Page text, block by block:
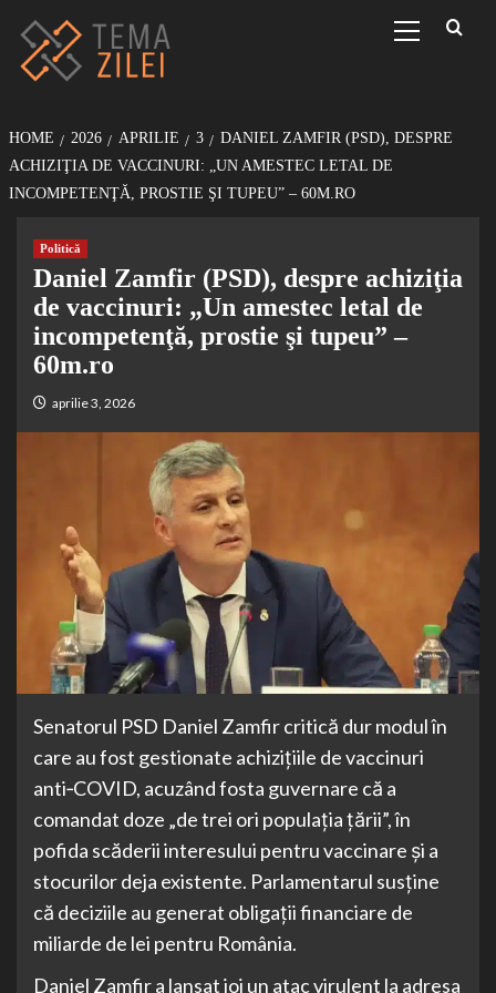
conținut
Menu
HOME 2026 APRILIE 3
DANIEL ZAMFIR (PSD), DESPRE
ACHIZIŢIA DE VACCINURI: „UN AMESTEC LETAL DE
INCOMPETENŢĂ, PROSTIE ŞI TUPEU” – 60M.RO
Politică
Daniel Zamfir (PSD), despre achiziţia
de vaccinuri: „Un amestec letal de
incompetenţă, prostie şi tupeu” –
60m.ro
aprilie 3, 2026
Senatorul PSD Daniel Zamfir critică dur modul în
care au fost gestionate achizițiile de vaccinuri
anti‑COVID, acuzând fosta guvernare că a
comandat doze „de trei ori populația țării”, în
pofida scăderii interesului pentru vaccinare și a
stocurilor deja existente. Parlamentarul susține
că deciziile au generat obligații financiare de
miliarde de lei pentru România.
Daniel Zamfir a lansat joi un atac virulent la adresa